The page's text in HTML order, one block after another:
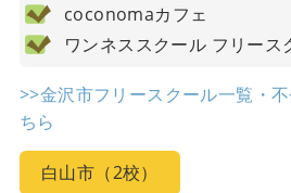
coconomaカフェ
ワンネススクール フリース
>>金沢市フリースクール一覧・
ちら
白山市（2校）